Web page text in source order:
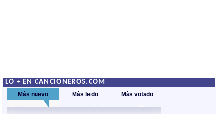
LO + EN CANCIONEROS.COM
Más nuevo Más leído Más votado